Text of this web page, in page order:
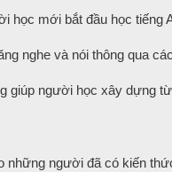
học mới bắt đầu học
nghe và nói thông qua
giúp người học xây dựng
những người đã có kiến